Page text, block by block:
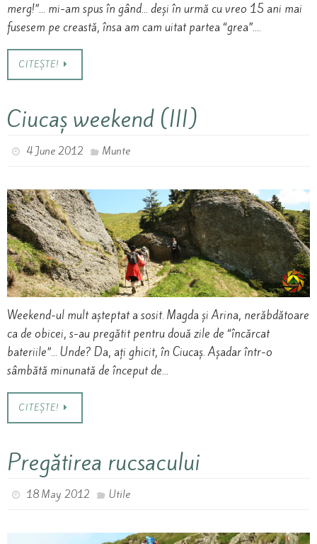
merg!”… mi-am spus în gând… deși în urmă cu vreo 15 ani mai
fusesem pe creastă, însa am cam uitat partea “grea”….
CITEȘTE!
Ciucaș weekend (III)
4 June 2012 Munte
Weekend-ul mult așteptat a sosit. Magda și Arina, nerăbdătoare
ca de obicei, s-au pregătit pentru două zile de “încărcat
bateriile”… Unde? Da, ați ghicit, în Ciucaș. Așadar într-o
sâmbătă minunată de început de…
CITEȘTE!
Pregătirea rucsacului
18 May 2012 Utile